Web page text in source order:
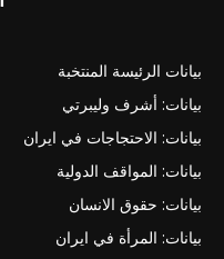
بيانات الرئيسة المنتخبة
بيانات: أشرف وليبرتي
بيانات: الاحتجاجات في ايران
بيانات: المواقف الدولية
بيانات: حقوق الانسان
بيانات: المرأة في ايران